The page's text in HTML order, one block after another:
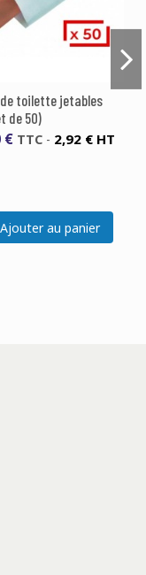
toilette jetables
de 50)
€ TTC - 2,92 € HT
Ajouter au panier